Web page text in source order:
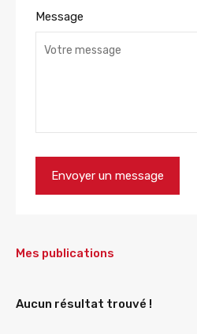
Message
Mes publications
Aucun résultat trouvé !